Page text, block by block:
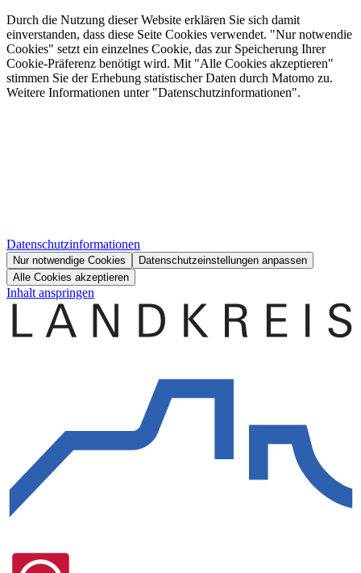
Durch die Nutzung dieser Website erklären Sie sich damit
einverstanden, dass diese Seite Cookies verwendet. "Nur notwendie
Cookies" setzt ein einzelnes Cookie, das zur Speicherung Ihrer
Cookie-Präferenz benötigt wird. Mit "Alle Cookies akzeptieren"
stimmen Sie der Erhebung statistischer Daten durch Matomo zu.
Weitere Informationen unter "Datenschutzinformationen".
Datenschutzinformationen
Nur notwendige Cookies
Datenschutzeinstellungen anpassen
Alle Cookies akzeptieren
Inhalt anspringen